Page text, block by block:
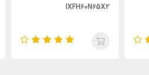
IXFH60N65X2